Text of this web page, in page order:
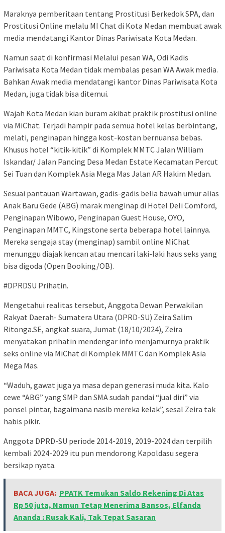
Maraknya pemberitaan tentang Prostitusi Berkedok SPA, dan
Prostitusi Online melalu MI Chat di Kota Medan membuat awak
media mendatangi Kantor Dinas Pariwisata Kota Medan.
Namun saat di konfirmasi Melalui pesan WA, Odi Kadis
Pariwisata Kota Medan tidak membalas pesan WA Awak media.
Bahkan Awak media mendatangi kantor Dinas Pariwisata Kota
Medan, juga tidak bisa ditemui.
Wajah Kota Medan kian buram akibat praktik prostitusi online
via MiChat. Terjadi hampir pada semua hotel kelas berbintang,
melati, penginapan hingga kost-kostan bernuansa bebas.
Khusus hotel “kitik-kitik” di Komplek MMTC Jalan William
Iskandar/ Jalan Pancing Desa Medan Estate Kecamatan Percut
Sei Tuan dan Komplek Asia Mega Mas Jalan AR Hakim Medan.
Sesuai pantauan Wartawan, gadis-gadis belia bawah umur alias
Anak Baru Gede (ABG) marak menginap di Hotel Deli Comford,
Penginapan Wibowo, Penginapan Guest House, OYO,
Penginapan MMTC, Kingstone serta beberapa hotel lainnya.
Mereka sengaja stay (menginap) sambil online MiChat
menunggu diajak kencan atau mencari laki-laki haus seks yang
bisa digoda (Open Booking/OB).
#DPRDSU Prihatin.
Mengetahui realitas tersebut, Anggota Dewan Perwakilan
Rakyat Daerah- Sumatera Utara (DPRD-SU) Zeira Salim
Ritonga.SE, angkat suara, Jumat (18/10/2024), Zeira
menyatakan prihatin mendengar info menjamurnya praktik
seks online via MiChat di Komplek MMTC dan Komplek Asia
Mega Mas.
“Waduh, gawat juga ya masa depan generasi muda kita. Kalo
cewe “ABG” yang SMP dan SMA sudah pandai “jual diri” via
ponsel pintar, bagaimana nasib mereka kelak”, sesal Zeira tak
habis pikir.
Anggota DPRD-SU periode 2014-2019, 2019-2024 dan terpilih
kembali 2024-2029 itu pun mendorong Kapoldasu segera
bersikap nyata.
BACA JUGA: PPATK Temukan Saldo Rekening Di Atas
Rp 50 juta, Namun Tetap Menerima Bansos, Elfanda
Ananda : Rusak Kali, Tak Tepat Sasaran